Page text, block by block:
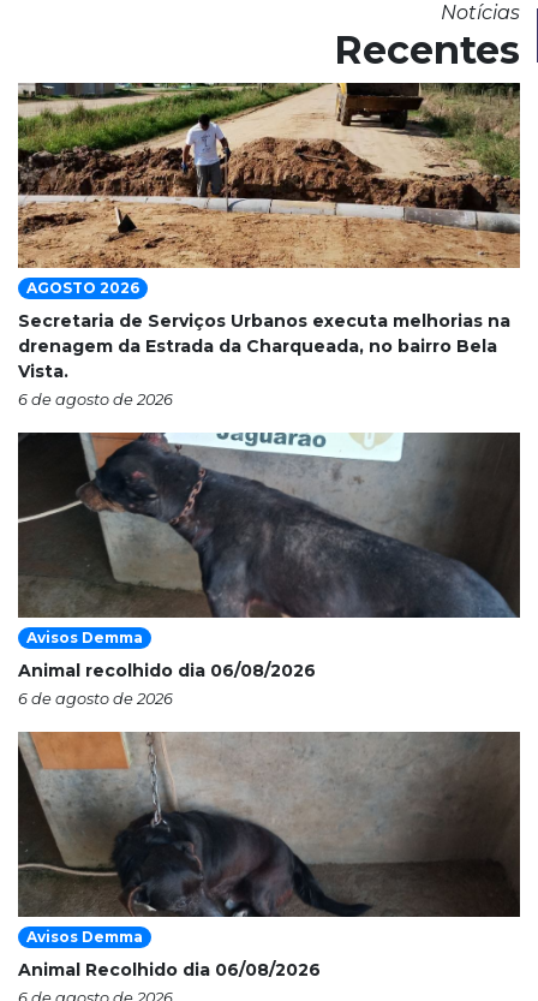
Notícias
Recentes
AGOSTO 2026
Secretaria de Serviços Urbanos executa melhorias na
drenagem da Estrada da Charqueada, no bairro Bela
Vista.
6 de agosto de 2026
Avisos Demma
Animal recolhido dia 06/08/2026
6 de agosto de 2026
Avisos Demma
Animal Recolhido dia 06/08/2026